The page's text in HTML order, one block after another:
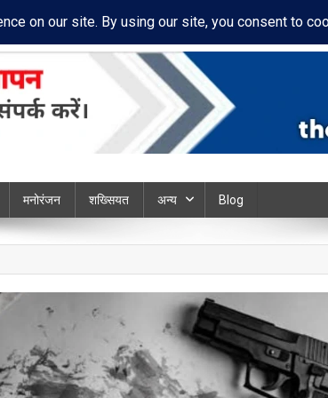
Policy Disclaimer
chandauli
मनोरंजन शख्सियत अन्य Blog